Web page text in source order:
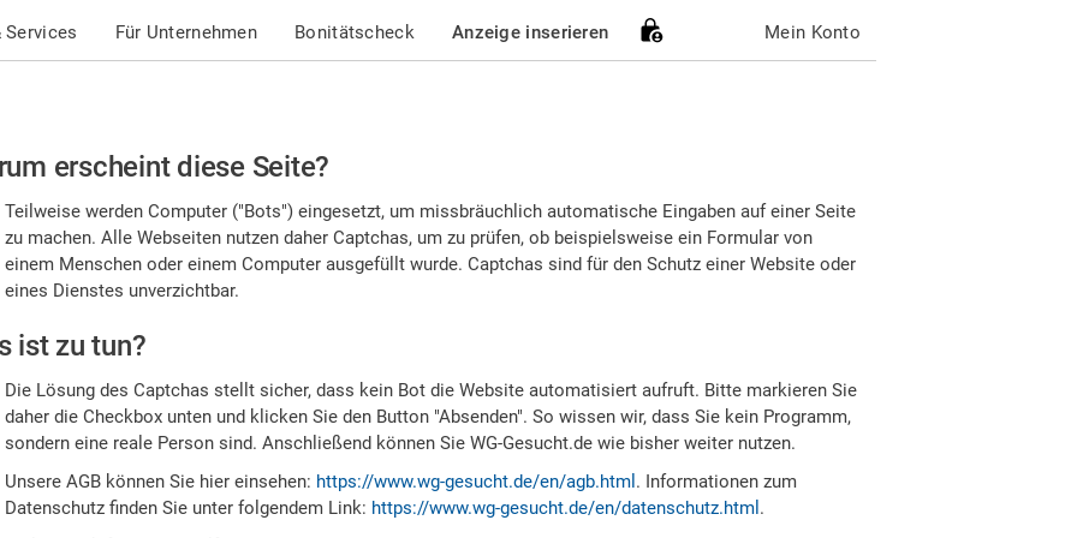
Services Für Unternehmen Bonitätscheck Anzeige inserieren Mein Konto
erscheint diese Seite?
Teilweise werden Computer ("Bots") eingesetzt, um missbräuchlich automatische Eingaben auf einer Seite
zu machen. Alle Webseiten nutzen daher Captchas, um zu prüfen, ob beispielsweise ein Formular von
einem Menschen oder einem Computer ausgefüllt wurde. Captchas sind für den Schutz einer Website oder
eines Dienstes unverzichtbar.
ist zu tun?
Die Lösung des Captchas stellt sicher, dass kein Bot die Website automatisiert aufruft. Bitte markieren Sie
daher die Checkbox unten und klicken Sie den Button "Absenden". So wissen wir, dass Sie kein Programm,
sondern eine reale Person sind. Anschließend können Sie WG-Gesucht.de wie bisher weiter nutzen.
Unsere AGB können Sie hier einsehen: https://www.wg-gesucht.de/en/agb.html . Informationen zum
Datenschutz finden Sie unter folgendem Link: https://www.wg-gesucht.de/en/datenschutz.html .